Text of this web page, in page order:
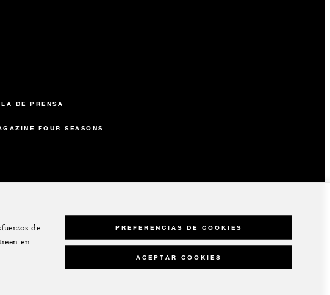
DE PRENSA
FOUR SEASONS
de
en
PREFERENCIAS DE COOKIES
ACEPTAR COOKIES